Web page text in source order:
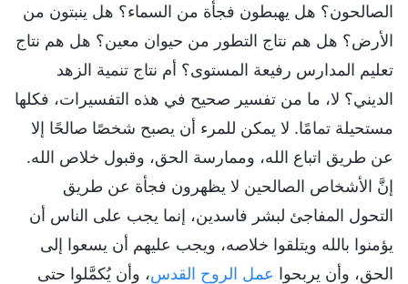
الصالحون؟ هل يهبطون فجأة من السماء؟ هل ينبتون من
الأرض؟ هل هم نتاج التطور من حيوان معين؟ هل هم نتاج
تعليم المدارس رفيعة المستوى؟ أم نتاج تنمية الزهد
الديني؟ لا، ما من تفسير صحيح في هذه التفسيرات، فكلها
مستحيلة تمامًا. لا يمكن للمرء أن يصبح شخصًا صالحًا إلا
عن طريق اتباع الله، وممارسة الحق، وقبول خلاص الله.
إنَّ الأشخاص الصالحين لا يظهرون فجأة عن طريق
التحول المفاجئ لبشر فاسدين، إنما يجب على الناس أن
يؤمنوا بالله ويتلقوا خلاصه، ويجب عليهم أن يسعوا إلى
الحق، وأن يربحوا عمل الروح القدس، وأن يُكمَّلوا حتى